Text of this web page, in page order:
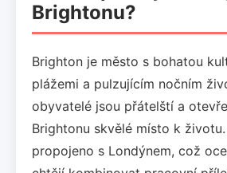
Brightonu?
Brighton je město s bohatou
plážemi a pulzujícím nočním
obyvatelé jsou přátelští a
Brightonu skvělé místo k
propojeno s Londýnem, což